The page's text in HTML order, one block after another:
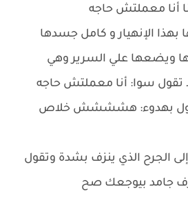
أنا معملتش حاجه
الإنهيار و كامل جسدها
ويضعها علي السرير وهي
تقول سوا: أنا معملتش حاجه
بهدوء: هشششش خلاص
الجرح الذي ينزف بشدة وتقول
جامد بيوجعك صح